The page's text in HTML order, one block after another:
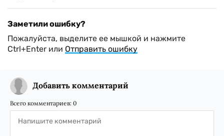
Заметили ошибку?
Пожалуйста, выделите ее мышкой и нажмите
Ctrl+Enter или Отправить ошибку
Добавить комментарий
Всего комментариев: 0